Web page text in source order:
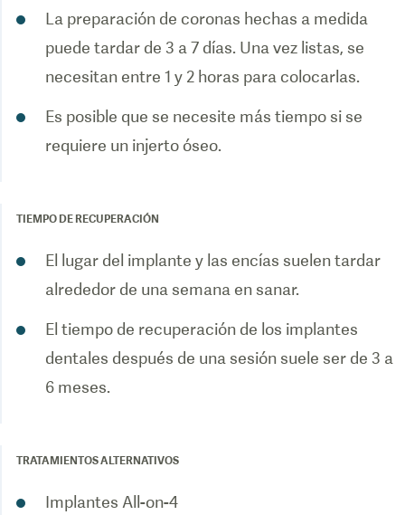
La preparación de coronas hechas a medida
puede tardar de 3 a 7 días. Una vez listas, se
necesitan entre 1 y 2 horas para colocarlas.
Es posible que se necesite más tiempo si se
TIEMPO DE RECUPERACIÓN
El lugar del implante y las encías suelen tardar
alrededor de una semana en sanar.
El tiempo de recuperación de los implantes
dentales después de una sesión suele ser de 3 a
6 meses.
TRATAMIENTOS ALTERNATIVOS
Implantes All-on-4